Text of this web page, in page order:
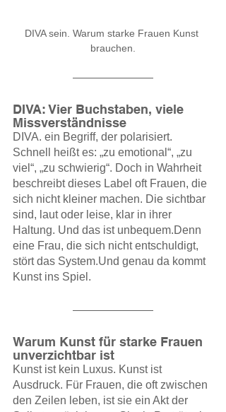
DIVA sein. Warum starke Frauen Kunst
brauchen.
DIVA: Vier Buchstaben, viele
Missverständnisse
DIVA. ein Begriff, der polarisiert.
Schnell heißt es: „zu emotional“, „zu
viel“, „zu schwierig“. Doch in Wahrheit
beschreibt dieses Label oft Frauen, die
sich nicht kleiner machen. Die sichtbar
sind, laut oder leise, klar in ihrer
Haltung. Und das ist unbequem.Denn
eine Frau, die sich nicht entschuldigt,
stört das System.Und genau da kommt
Kunst ins Spiel.
Warum Kunst für starke Frauen
unverzichtbar ist
Kunst ist kein Luxus. Kunst ist
Ausdruck. Für Frauen, die oft zwischen
den Zeilen leben, ist sie ein Akt der